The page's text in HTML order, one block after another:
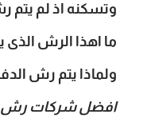
وتسكنه اذ لم يتم
ما اهذا الرش الذى
ولماذا يتم رش
افضل شركات رش